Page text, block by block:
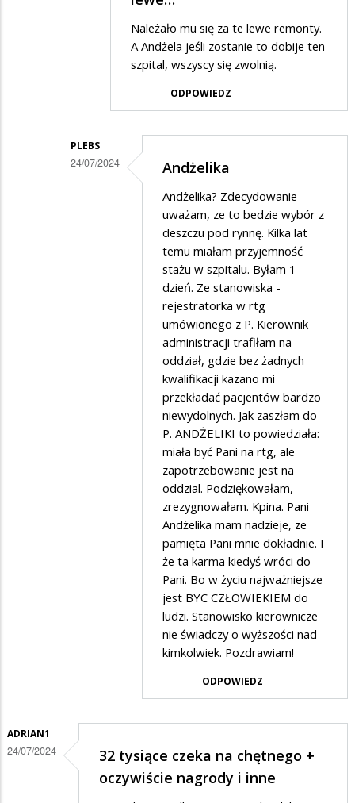
Należało mu się za te lewe remonty.
A Andżela jeśli zostanie to dobije ten
szpital, wszyscy się zwolnią.
ODPOWIEDZ
PLEBS
24/07/2024 Andżelika
Andżelika? Zdecydowanie
uważam, ze to bedzie wybór z
deszczu pod rynnę. Kilka lat
temu miałam przyjemność
stażu w szpitalu. Byłam 1
dzień. Ze stanowiska -
rejestratorka w rtg
umówionego z P. Kierownik
administracji trafiłam na
oddział, gdzie bez żadnych
kwalifikacji kazano mi
przekładać pacjentów bardzo
niewydolnych. Jak zaszłam do
P. ANDŻELIKI to powiedziała:
miała być Pani na rtg, ale
zapotrzebowanie jest na
oddzial. Podziękowałam,
zrezygnowałam. Kpina. Pani
Andżelika mam nadzieje, ze
pamięta Pani mnie dokładnie. I
że ta karma kiedyś wróci do
Pani. Bo w życiu najważniejsze
jest BYC CZŁOWIEKIEM do
ludzi. Stanowisko kierownicze
nie świadczy o wyższości nad
kimkolwiek. Pozdrawiam!
ODPOWIEDZ
ADRIAN1
24/07/2024
32 tysiące czeka na chętnego +
oczywiście nagrody i inne